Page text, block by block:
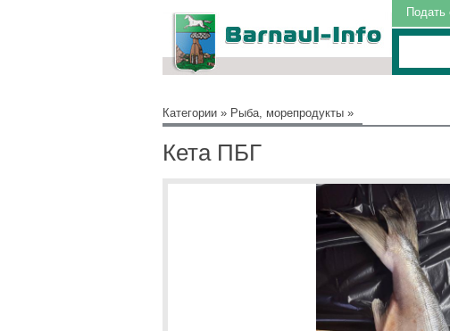
Подать
Категории » Рыба, морепродукты »
Кета ПБГ